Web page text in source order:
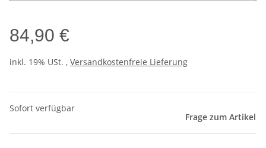
84,90 €
inkl. 19% USt. , Versandkostenfreie Lieferung
Sofort verfügbar
Frage zum Artikel